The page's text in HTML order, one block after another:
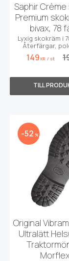
Saphir
Premium
bivax, 78
Lyxig skokräm i
Återfärgar,
impregnerar med
149 KR / st
Original
Ultralätt
52 %